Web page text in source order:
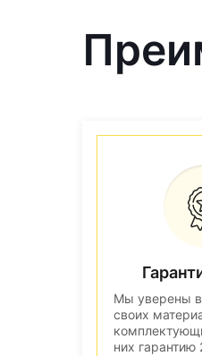
Мы уверены в
своих
них гарантию